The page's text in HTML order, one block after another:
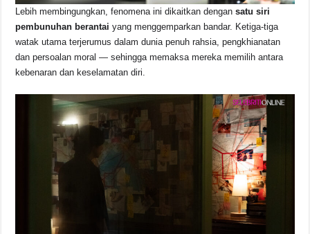
Lebih membingungkan, fenomena ini dikaitkan dengansatu siri
pembunuhan berantai yang menggemparkan bandar. Ketiga-tiga
watak utama terjerumus dalam dunia penuh rahsia, pengkhianatan
dan persoalan moral — sehingga memaksa mereka memilih antara
kebenaran dan keselamatan diri.